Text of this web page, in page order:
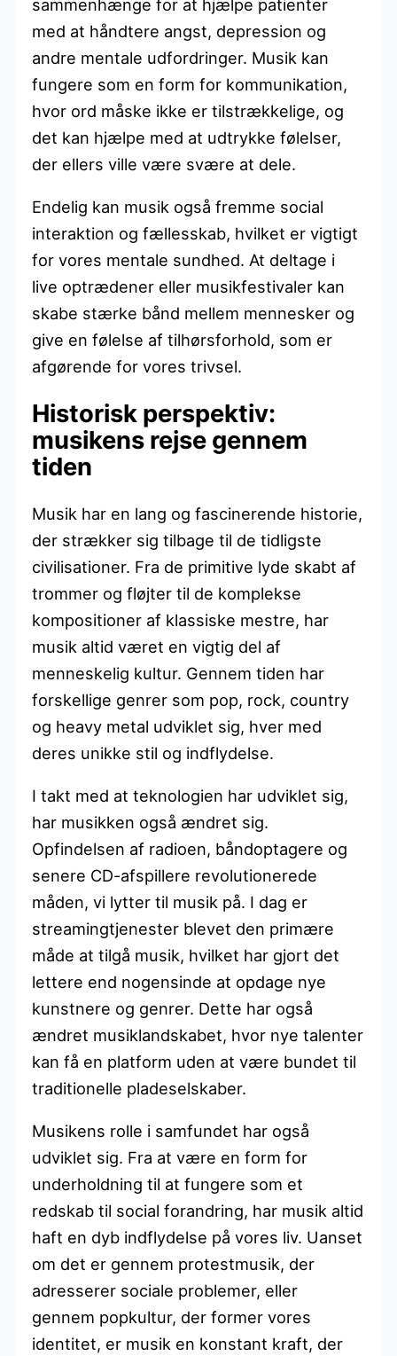
sammenhænge for at hjælpe patienter
med at håndtere angst, depression og
andre mentale udfordringer. Musik kan
fungere som en form for kommunikation,
hvor ord måske ikke er tilstrækkelige, og
det kan hjælpe med at udtrykke følelser,
der ellers ville være svære at dele.
Endelig kan musik også fremme social
interaktion og fællesskab, hvilket er vigtigt
for vores mentale sundhed. At deltage i
live optrædener eller musikfestivaler kan
skabe stærke bånd mellem mennesker og
give en følelse af tilhørsforhold, som er
afgørende for vores trivsel.
Historisk perspektiv:
musikens rejse gennem
tiden
Musik har en lang og fascinerende historie,
der strækker sig tilbage til de tidligste
civilisationer. Fra de primitive lyde skabt af
trommer og fløjter til de komplekse
kompositioner af klassiske mestre, har
musik altid været en vigtig del af
menneskelig kultur. Gennem tiden har
forskellige genrer som pop, rock, country
og heavy metal udviklet sig, hver med
deres unikke stil og indflydelse.
I takt med at teknologien har udviklet sig,
har musikken også ændret sig.
Opfindelsen af radioen, båndoptagere og
senere CD-afspillere revolutionerede
måden, vi lytter til musik på. I dag er
streamingtjenester blevet den primære
måde at tilgå musik, hvilket har gjort det
lettere end nogensinde at opdage nye
kunstnere og genrer. Dette har også
ændret musiklandskabet, hvor nye talenter
kan få en platform uden at være bundet til
traditionelle pladeselskaber.
Musikens rolle i samfundet har også
udviklet sig. Fra at være en form for
underholdning til at fungere som et
redskab til social forandring, har musik altid
haft en dyb indflydelse på vores liv. Uanset
om det er gennem protestmusik, der
adresserer sociale problemer, eller
gennem popkultur, der former vores
identitet, er musik en konstant kraft, der